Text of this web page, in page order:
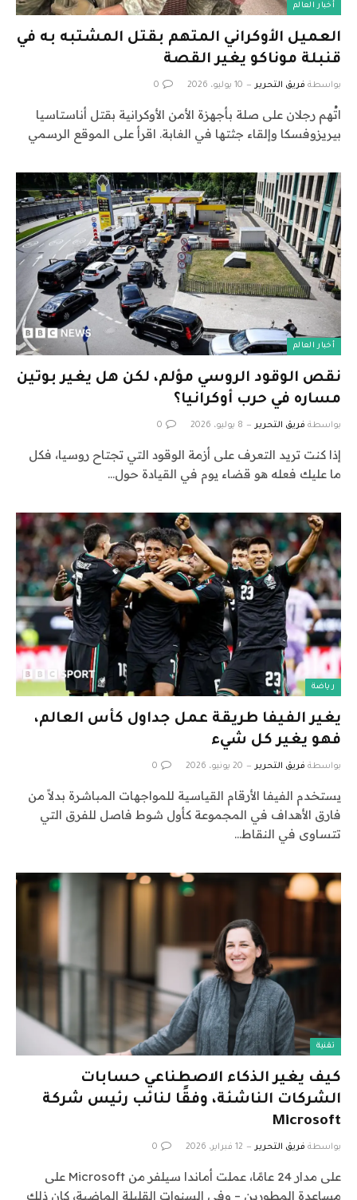
أخبار العالم
العميل الأوكراني المتهم بقتل المشتبه به في
قنبلة موناكو يغير القصة
بواسطة فريق التحرير 10 يوليو، 2026 0
اتُهم رجلان على صلة بأجهزة الأمن الأوكرانية بقتل أناستاسيا
بيريزوفسكا وإلقاء جثتها في الغابة. اقرأ على الموقع الرسمي
أخبار العالم
نقص الوقود الروسي مؤلم، لكن هل يغير بوتين
مساره في حرب أوكرانيا؟
بواسطة فريق التحرير 8 يوليو، 2026 0
إذا كنت تريد التعرف على أزمة الوقود التي تجتاح روسيا، فكل
ما عليك فعله هو قضاء يوم في القيادة حول…
رياضة
يغير الفيفا طريقة عمل جداول كأس العالم،
فهو يغير كل شيء
بواسطة فريق التحرير 20 يونيو، 2026 0
يستخدم الفيفا الأرقام القياسية للمواجهات المباشرة بدلاً من
فارق الأهداف في المجموعة كأول شوط فاصل للفرق التي
تتساوى في النقاط…
تقنية
كيف يغير الذكاء الاصطناعي حسابات
الشركات الناشئة، وفقًا لنائب رئيس شركة
Microsoft
بواسطة فريق التحرير 12 فبراير، 2026 0
على مدار 24 عامًا، عملت أماندا سيلفر من Microsoft على
مساعدة المطورين – وفي السنوات القليلة الماضية، كان ذلك